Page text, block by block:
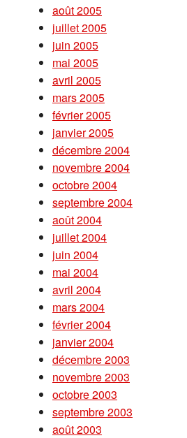
août 2005
juillet 2005
juin 2005
mai 2005
avril 2005
mars 2005
février 2005
janvier 2005
décembre 2004
novembre 2004
octobre 2004
septembre 2004
août 2004
juillet 2004
juin 2004
mai 2004
avril 2004
mars 2004
février 2004
janvier 2004
décembre 2003
novembre 2003
octobre 2003
septembre 2003
août 2003